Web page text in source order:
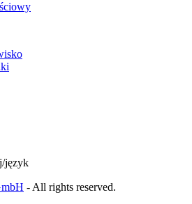
język
- All rights reserved.